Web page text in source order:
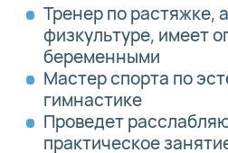
Тренер по растяжке,
физкультуре, имеет
беременными
Мастер спорта по
гимнастике
Проведет
практическое